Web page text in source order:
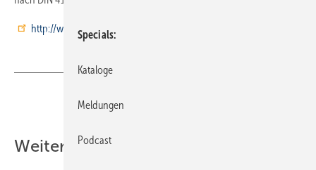
http://www.cayono.de
Weitere Inhalte
Specials
Kataloge
Meldungen
Podcast